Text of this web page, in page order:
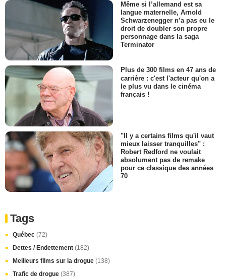
Même si l’allemand est sa
langue maternelle, Arnold
Schwarzenegger n’a pas eu le
droit de doubler son propre
personnage dans la saga
Terminator
Plus de 300 films en 47 ans de
carrière : c'est l'acteur qu'on a
le plus vu dans le cinéma
français !
"Il y a certains films qu'il vaut
mieux laisser tranquilles" :
Robert Redford ne voulait
absolument pas de remake
pour ce classique des années
70
Tags
Québec (72)
Dettes / Endettement (182)
Meilleurs films sur la drogue (138)
Trafic de drogue (387)